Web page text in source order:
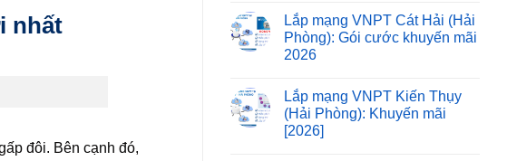
nhất
đôi. Bên cạnh đó,
Lắp mạng VNPT Cát Hải (Hải
Phòng): Gói cước khuyến mãi
2026
Lắp mạng VNPT Kiến Thụy
(Hải Phòng): Khuyến mãi
[2026]